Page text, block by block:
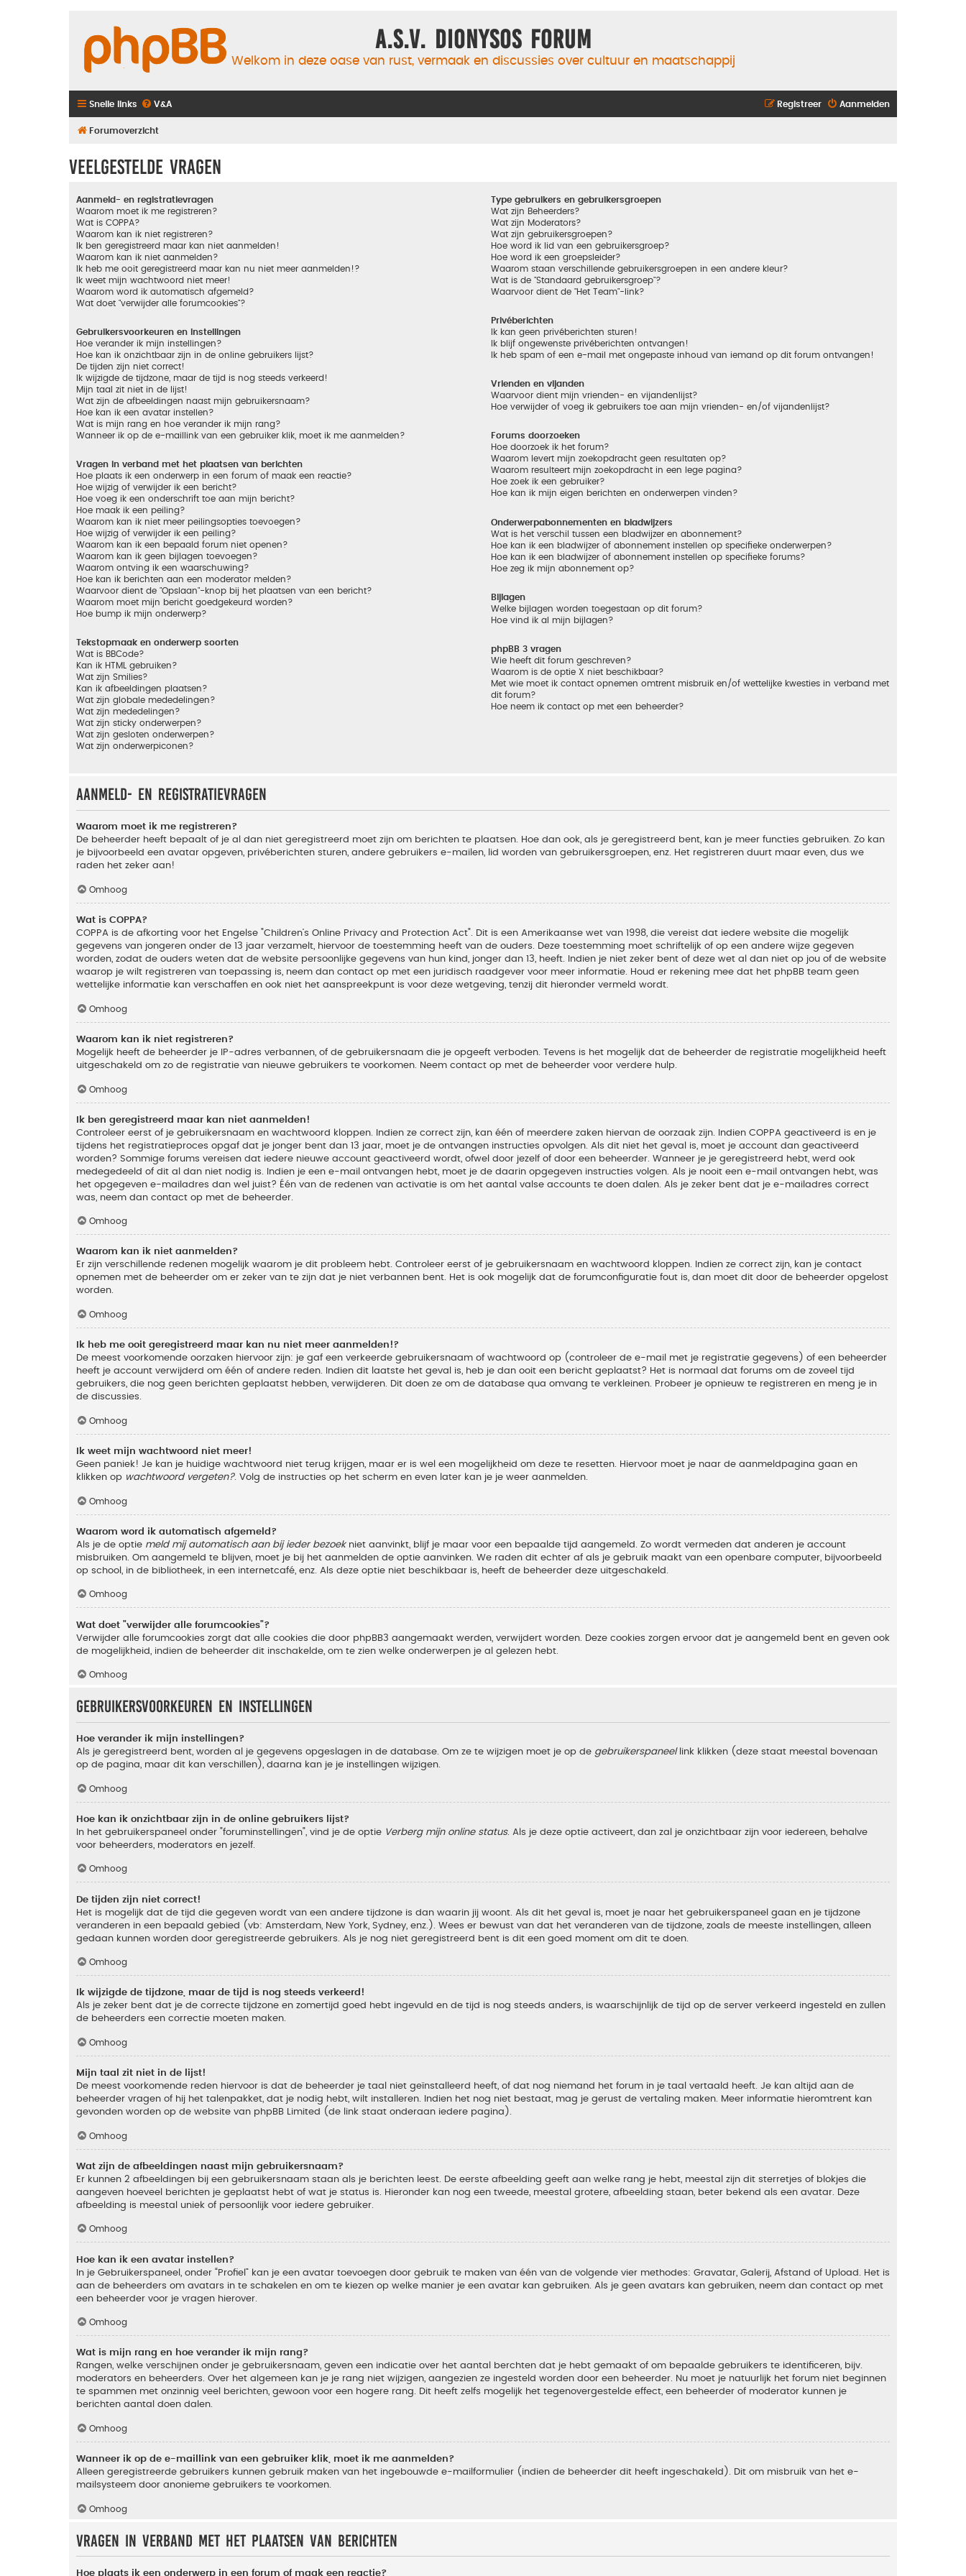
A.S.V. Dionysos Forum
Welkom in deze oase van rust, vermaak en discussies over cultuur en maatschappij
Snelle links V&A Aanmelden
Registreer
Forumoverzicht
Veelgestelde vragen
Aanmeld- en registratievragen
Waarom moet ik me registreren?
Wat is COPPA?
Waarom kan ik niet registreren?
Ik ben geregistreerd maar kan niet aanmelden!
Waarom kan ik niet aanmelden?
Ik heb me ooit geregistreerd maar kan nu niet meer aanmelden!?
Ik weet mijn wachtwoord niet meer!
Waarom word ik automatisch afgemeld?
Wat doet "verwijder alle forumcookies"?
Gebruikersvoorkeuren en instellingen
Hoe verander ik mijn instellingen?
Hoe kan ik onzichtbaar zijn in de online gebruikers lijst?
De tijden zijn niet correct!
Ik wijzigde de tijdzone, maar de tijd is nog steeds verkeerd!
Mijn taal zit niet in de lijst!
Wat zijn de afbeeldingen naast mijn gebruikersnaam?
Hoe kan ik een avatar instellen?
Wat is mijn rang en hoe verander ik mijn rang?
Wanneer ik op de e-maillink van een gebruiker klik, moet ik me aanmelden?
Vragen in verband met het plaatsen van berichten
Hoe plaats ik een onderwerp in een forum of maak een reactie?
Hoe wijzig of verwijder ik een bericht?
Hoe voeg ik een onderschrift toe aan mijn bericht?
Hoe maak ik een peiling?
Waarom kan ik niet meer peilingsopties toevoegen?
Hoe wijzig of verwijder ik een peiling?
Waarom kan ik een bepaald forum niet openen?
Waarom kan ik geen bijlagen toevoegen?
Waarom ontving ik een waarschuwing?
Hoe kan ik berichten aan een moderator melden?
Waarvoor dient de "Opslaan"-knop bij het plaatsen van een bericht?
Waarom moet mijn bericht goedgekeurd worden?
Hoe bump ik mijn onderwerp?
Tekstopmaak en onderwerp soorten
Wat is BBCode?
Kan ik HTML gebruiken?
Wat zijn Smilies?
Kan ik afbeeldingen plaatsen?
Wat zijn globale mededelingen?
Wat zijn mededelingen?
Wat zijn sticky onderwerpen?
Wat zijn gesloten onderwerpen?
Wat zijn onderwerpiconen?
Type gebruikers en gebruikersgroepen
Wat zijn Beheerders?
Wat zijn Moderators?
Wat zijn gebruikersgroepen?
Hoe word ik lid van een gebruikersgroep?
Hoe word ik een groepsleider?
Waarom staan verschillende gebruikersgroepen in een andere kleur?
Wat is de "Standaard gebruikersgroep"?
Waarvoor dient de "Het Team"-link?
Privéberichten
Ik kan geen privéberichten sturen!
Ik blijf ongewenste privéberichten ontvangen!
Ik heb spam of een e-mail met ongepaste inhoud van iemand op dit forum ontvangen!
Vrienden en vijanden
Waarvoor dient mijn vrienden- en vijandenlijst?
Hoe verwijder of voeg ik gebruikers toe aan mijn vrienden- en/of vijandenlijst?
Forums doorzoeken
Hoe doorzoek ik het forum?
Waarom levert mijn zoekopdracht geen resultaten op?
Waarom resulteert mijn zoekopdracht in een lege pagina?
Hoe zoek ik een gebruiker?
Hoe kan ik mijn eigen berichten en onderwerpen vinden?
Onderwerpabonnementen en bladwijzers
Wat is het verschil tussen een bladwijzer en abonnement?
Hoe kan ik een bladwijzer of abonnement instellen op specifieke onderwerpen?
Hoe kan ik een bladwijzer of abonnement instellen op specifieke forums?
Hoe zeg ik mijn abonnement op?
Bijlagen
Welke bijlagen worden toegestaan op dit forum?
Hoe vind ik al mijn bijlagen?
phpBB 3 vragen
Wie heeft dit forum geschreven?
Waarom is de optie X niet beschikbaar?
Met wie moet ik contact opnemen omtrent misbruik en/of wettelijke kwesties in verband met
dit forum?
Hoe neem ik contact op met een beheerder?
Aanmeld- en registratievragen
Waarom moet ik me registreren?
De beheerder heeft bepaalt of je al dan niet geregistreerd moet zijn om berichten te plaatsen. Hoe dan ook, als je geregistreerd bent, kan je meer functies gebruiken. Zo kan
je bijvoorbeeld een avatar opgeven, privéberichten sturen, andere gebruikers e-mailen, lid worden van gebruikersgroepen, enz. Het registreren duurt maar even, dus we
raden het zeker aan!
Omhoog
Wat is COPPA?
COPPA is de afkorting voor het Engelse "Children’s Online Privacy and Protection Act". Dit is een Amerikaanse wet van 1998, die vereist dat iedere website die mogelijk
gegevens van jongeren onder de 13 jaar verzamelt, hiervoor de toestemming heeft van de ouders. Deze toestemming moet schriftelijk of op een andere wijze gegeven
worden, zodat de ouders weten dat de website persoonlijke gegevens van hun kind, jonger dan 13, heeft. Indien je niet zeker bent of deze wet al dan niet op jou of de website
waarop je wilt registreren van toepassing is, neem dan contact op met een juridisch raadgever voor meer informatie. Houd er rekening mee dat het phpBB team geen
wettelijke informatie kan verschaffen en ook niet het aanspreekpunt is voor deze wetgeving, tenzij dit hieronder vermeld wordt.
Omhoog
Waarom kan ik niet registreren?
Mogelijk heeft de beheerder je IP-adres verbannen, of de gebruikersnaam die je opgeeft verboden. Tevens is het mogelijk dat de beheerder de registratie mogelijkheid heeft
uitgeschakeld om zo de registratie van nieuwe gebruikers te voorkomen. Neem contact op met de beheerder voor verdere hulp.
Omhoog
Ik ben geregistreerd maar kan niet aanmelden!
Controleer eerst of je gebruikersnaam en wachtwoord kloppen. Indien ze correct zijn, kan één of meerdere zaken hiervan de oorzaak zijn. Indien COPPA geactiveerd is en je
tijdens het registratieproces opgaf dat je jonger bent dan 13 jaar, moet je de ontvangen instructies opvolgen. Als dit niet het geval is, moet je account dan geactiveerd
worden? Sommige forums vereisen dat iedere nieuwe account geactiveerd wordt, ofwel door jezelf of door een beheerder. Wanneer je je geregistreerd hebt, werd ook
medegedeeld of dit al dan niet nodig is. Indien je een e-mail ontvangen hebt, moet je de daarin opgegeven instructies volgen. Als je nooit een e-mail ontvangen hebt, was
het opgegeven e-mailadres dan wel juist? Één van de redenen van activatie is om het aantal valse accounts te doen dalen. Als je zeker bent dat je e-mailadres correct
was, neem dan contact op met de beheerder.
Omhoog
Waarom kan ik niet aanmelden?
Er zijn verschillende redenen mogelijk waarom je dit probleem hebt. Controleer eerst of je gebruikersnaam en wachtwoord kloppen. Indien ze correct zijn, kan je contact
opnemen met de beheerder om er zeker van te zijn dat je niet verbannen bent. Het is ook mogelijk dat de forumconfiguratie fout is, dan moet dit door de beheerder opgelost
worden.
Omhoog
Ik heb me ooit geregistreerd maar kan nu niet meer aanmelden!?
De meest voorkomende oorzaken hiervoor zijn: je gaf een verkeerde gebruikersnaam of wachtwoord op (controleer de e-mail met je registratie gegevens) of een beheerder
heeft je account verwijderd om één of andere reden. Indien dit laatste het geval is, heb je dan ooit een bericht geplaatst? Het is normaal dat forums om de zoveel tijd
gebruikers, die nog geen berichten geplaatst hebben, verwijderen. Dit doen ze om de database qua omvang te verkleinen. Probeer je opnieuw te registreren en meng je in
de discussies.
Omhoog
Ik weet mijn wachtwoord niet meer!
Geen paniek! Je kan je huidige wachtwoord niet terug krijgen, maar er is wel een mogelijkheid om deze te resetten. Hiervoor moet je naar de aanmeldpagina gaan en
klikken op wachtwoord vergeten?. Volg de instructies op het scherm en even later kan je je weer aanmelden.
Omhoog
Waarom word ik automatisch afgemeld?
Als je de optie meld mij automatisch aan bij ieder bezoekniet aanvinkt, blijf je maar voor een bepaalde tijd aangemeld. Zo wordt vermeden dat anderen je account
misbruiken. Om aangemeld te blijven, moet je bij het aanmelden de optie aanvinken. We raden dit echter af als je gebruik maakt van een openbare computer, bijvoorbeeld
op school, in de bibliotheek, in een internetcafé, enz. Als deze optie niet beschikbaar is, heeft de beheerder deze uitgeschakeld.
Omhoog
Wat doet "verwijder alle forumcookies"?
Verwijder alle forumcookies zorgt dat alle cookies die door phpBB3 aangemaakt werden, verwijdert worden. Deze cookies zorgen ervoor dat je aangemeld bent en geven ook
de mogelijkheid, indien de beheerder dit inschakelde, om te zien welke onderwerpen je al gelezen hebt.
Omhoog
Gebruikersvoorkeuren en instellingen
Hoe verander ik mijn instellingen?
Als je geregistreerd bent, worden al je gegevens opgeslagen in de database. Om ze te wijzigen moet je op de gebruikerspaneellink klikken (deze staat meestal bovenaan
op de pagina, maar dit kan verschillen), daarna kan je je instellingen wijzigen.
Omhoog
Hoe kan ik onzichtbaar zijn in de online gebruikers lijst?
In het gebruikerspaneel onder "foruminstellingen", vind je de optie Verberg mijn online status. Als je deze optie activeert, dan zal je onzichtbaar zijn voor iedereen, behalve
voor beheerders, moderators en jezelf.
Omhoog
De tijden zijn niet correct!
Het is mogelijk dat de tijd die gegeven wordt van een andere tijdzone is dan waarin jij woont. Als dit het geval is, moet je naar het gebruikerspaneel gaan en je tijdzone
veranderen in een bepaald gebied (vb: Amsterdam, New York, Sydney, enz.). Wees er bewust van dat het veranderen van de tijdzone, zoals de meeste instellingen, alleen
gedaan kunnen worden door geregistreerde gebruikers. Als je nog niet geregistreerd bent is dit een goed moment om dit te doen.
Omhoog
Ik wijzigde de tijdzone, maar de tijd is nog steeds verkeerd!
Als je zeker bent dat je de correcte tijdzone en zomertijd goed hebt ingevuld en de tijd is nog steeds anders, is waarschijnlijk de tijd op de server verkeerd ingesteld en zullen
de beheerders een correctie moeten maken.
Omhoog
Mijn taal zit niet in de lijst!
De meest voorkomende reden hiervoor is dat de beheerder je taal niet geïnstalleerd heeft, of dat nog niemand het forum in je taal vertaald heeft. Je kan altijd aan de
beheerder vragen of hij het talenpakket, dat je nodig hebt, wilt installeren. Indien het nog niet bestaat, mag je gerust de vertaling maken. Meer informatie hieromtrent kan
gevonden worden op de website van phpBB Limited (de link staat onderaan iedere pagina).
Omhoog
Wat zijn de afbeeldingen naast mijn gebruikersnaam?
Er kunnen 2 afbeeldingen bij een gebruikersnaam staan als je berichten leest. De eerste afbeelding geeft aan welke rang je hebt, meestal zijn dit sterretjes of blokjes die
aangeven hoeveel berichten je geplaatst hebt of wat je status is. Hieronder kan nog een tweede, meestal grotere, afbeelding staan, beter bekend als een avatar. Deze
afbeelding is meestal uniek of persoonlijk voor iedere gebruiker.
Omhoog
Hoe kan ik een avatar instellen?
In je Gebruikerspaneel, onder “Profiel” kan je een avatar toevoegen door gebruik te maken van één van de volgende vier methodes: Gravatar, Galerij, Afstand of Upload. Het is
aan de beheerders om avatars in te schakelen en om te kiezen op welke manier je een avatar kan gebruiken. Als je geen avatars kan gebruiken, neem dan contact op met
een beheerder voor je vragen hierover.
Omhoog
Wat is mijn rang en hoe verander ik mijn rang?
Rangen, welke verschijnen onder je gebruikersnaam, geven een indicatie over het aantal berchten dat je hebt gemaakt of om bepaalde gebruikers te identificeren, bijv.
moderators en beheerders. Over het algemeen kan je je rang niet wijzigen, aangezien ze ingesteld worden door een beheerder. Nu moet je natuurlijk het forum niet beginnen
te spammen met onzinnig veel berichten, gewoon voor een hogere rang. Dit heeft zelfs mogelijk het tegenovergestelde effect, een beheerder of moderator kunnen je
berichten aantal doen dalen.
Omhoog
Wanneer ik op de e-maillink van een gebruiker klik, moet ik me aanmelden?
Alleen geregistreerde gebruikers kunnen gebruik maken van het ingebouwde e-mailformulier (indien de beheerder dit heeft ingeschakeld). Dit om misbruik van het e-
mailsysteem door anonieme gebruikers te voorkomen.
Omhoog
Vragen in verband met het plaatsen van berichten
Hoe plaats ik een onderwerp in een forum of maak een reactie?